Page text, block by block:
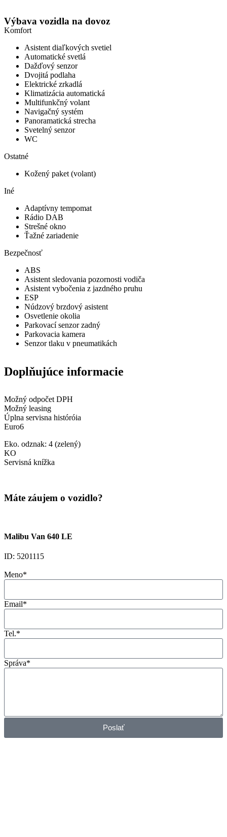
Výbava vozidla na dovoz
Komfort
Asistent diaľkových svetiel
Automatické svetlá
Dažďový senzor
Dvojitá podlaha
Elektrické zrkadlá
Klimatizácia automatická
Multifunkčný volant
Navigačný systém
Panoramatická strecha
Svetelný senzor
WC
Ostatné
Kožený paket (volant)
Iné
Adaptívny tempomat
Rádio DAB
Strešné okno
Ťažné zariadenie
Bezpečnosť
ABS
Asistent sledovania pozornosti vodiča
Asistent vybočenia z jazdného pruhu
ESP
Núdzový brzdový asistent
Osvetlenie okolia
Parkovací senzor zadný
Parkovacia kamera
Senzor tlaku v pneumatikách
Doplňujúce informacie
Možný odpočet DPH
Možný leasing
Úplna servisna históróia
Euro6
Eko. odznak: 4 (zelený)
KO
Servisná knížka
Máte záujem o vozidlo?
Malibu Van 640 LE
ID: 5201115
Meno*
Email*
Tel.*
Správa*
Poslať